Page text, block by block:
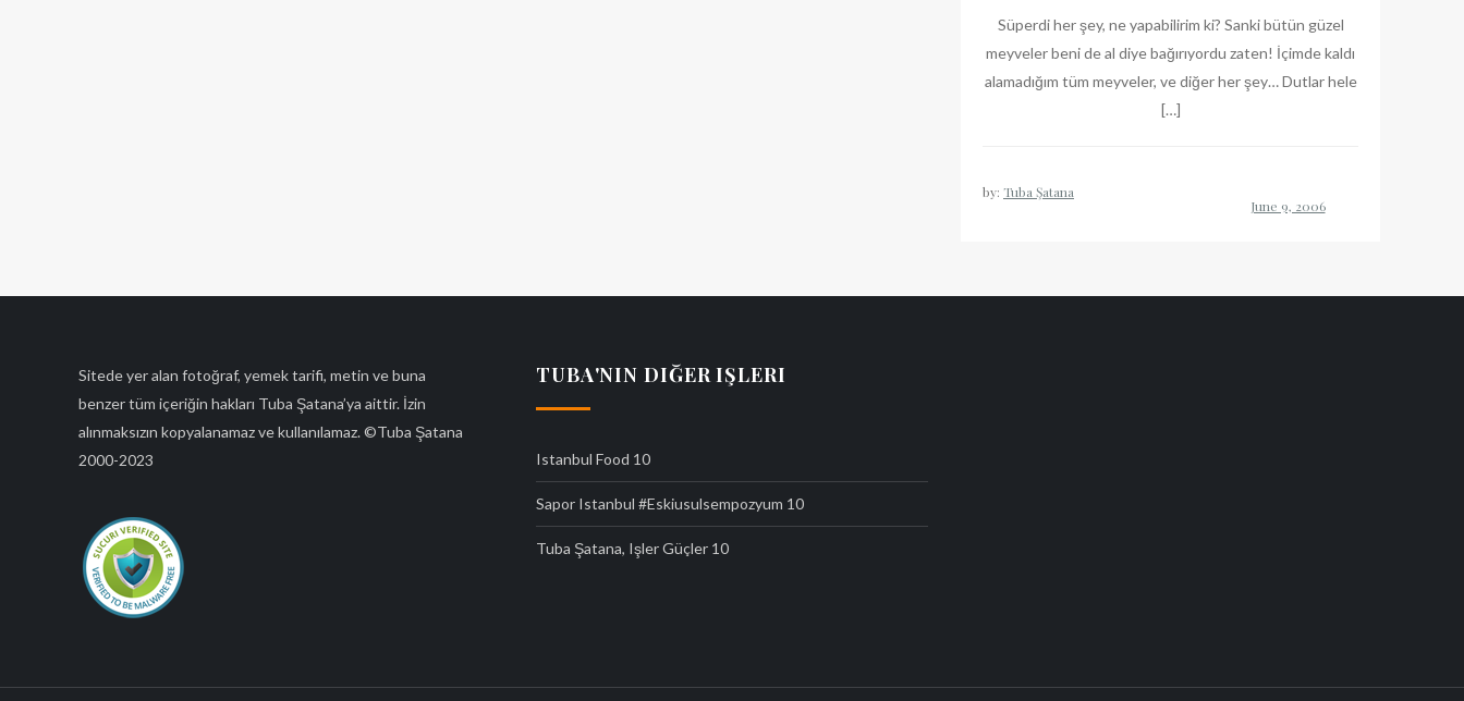
Süperdi her şey, ne yapabilirim ki? Sanki bütün güzel
meyveler beni de al diye bağırıyordu zaten! İçimde kaldı
alamadığım tüm meyveler, ve diğer her şey… Dutlar hele
[…]
by: Tuba Şatana
Sitede yer alan fotoğraf, yemek tarifi, metin ve buna
benzer tüm içeriğin hakları Tuba Şatana’ya aittir. İzin
alınmaksızın kopyalanamaz ve kullanılamaz. ©Tuba Şatana
2000-2023
TUBA'NIN DIĞER IŞLERI
Istanbul Food 10
Sapor Istanbul #eskiusulsempozyum 10
Tuba Şatana, Işler Güçler10